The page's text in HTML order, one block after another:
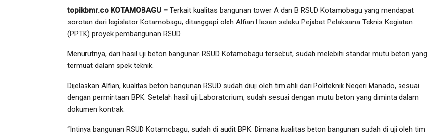
topikbmr.co KOTAMOBAGU – Terkait kualitas bangunan tower A dan B RSUD Kotamobagu yang mendapat
sorotan dari legislator Kotamobagu, ditanggapi oleh Alfian Hasan selaku Pejabat Pelaksana Teknis Kegiatan
(PPTK) proyek pembangunan RSUD.
Menurutnya, dari hasil uji beton bangunan RSUD Kotamobagu tersebut, sudah melebihi standar mutu beton yang
termuat dalam spek teknik.
Dijelaskan Alfian, kualitas beton bangunan RSUD sudah diuji oleh tim ahli dari Politeknik Negeri Manado, sesuai
dengan permintaan BPK. Setelah hasil uji Laboratorium, sudah sesuai dengan mutu beton yang diminta dalam
dokumen kontrak.
“Intinya bangunan RSUD Kotamobagu, sudah di audit BPK. Dimana kualitas beton bangunan sudah di uji oleh tim